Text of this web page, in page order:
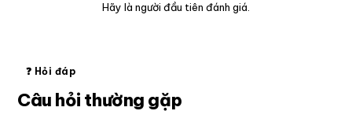
Hãy là người đầu tiên đánh giá.
❓ Hỏi đáp
Câu hỏi thường gặp